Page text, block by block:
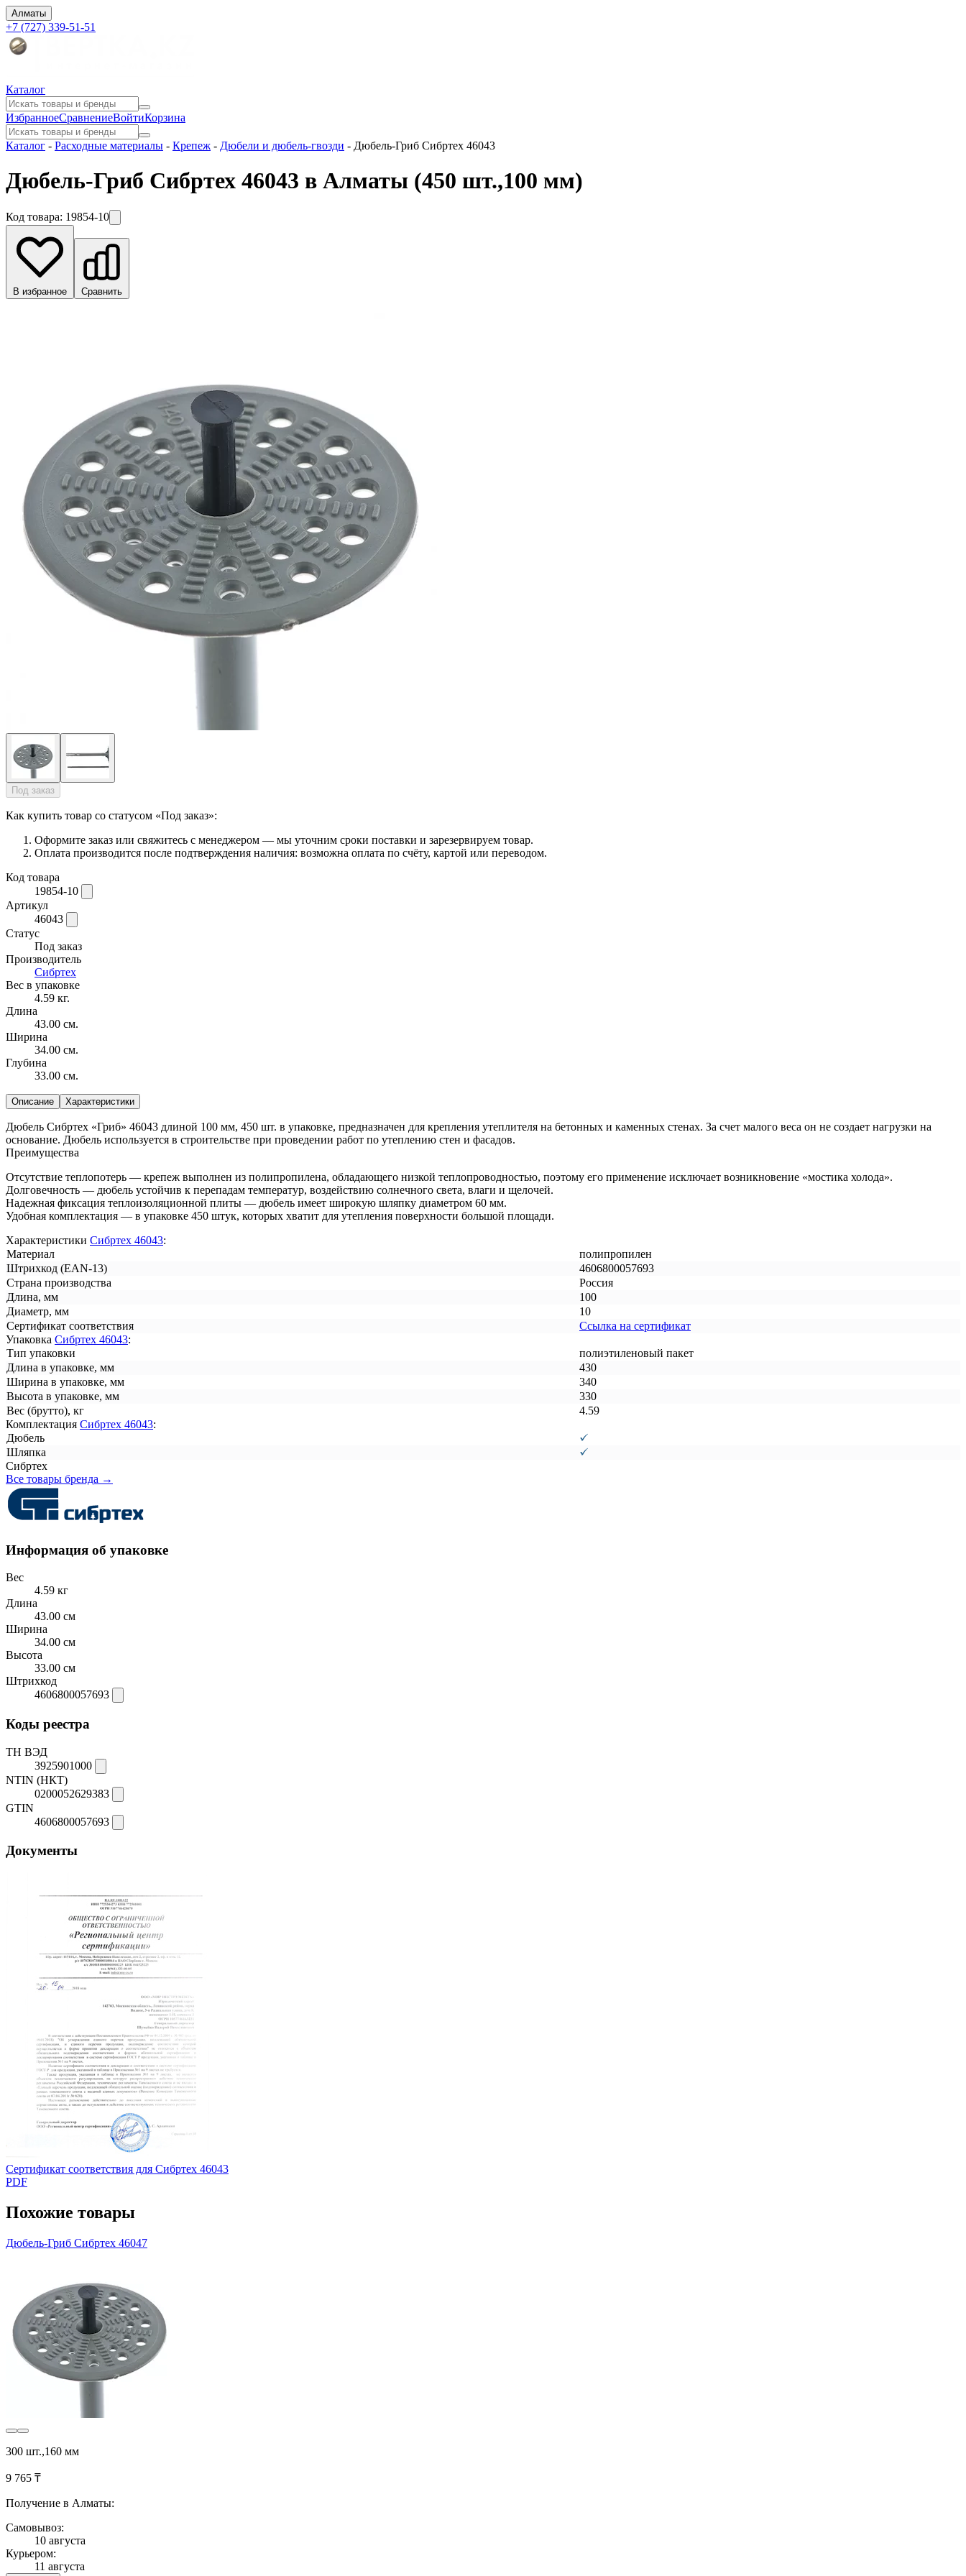
Алматы
+7 (727) 339-51-51
Каталог
ИзбранноеСравнениеВойтиКорзина
Каталог - Расходные материалы - Крепеж - Дюбели и дюбель-гвозди - Дюбель-Гриб Сибртех 46043
Дюбель-Гриб Сибртех 46043 в Алматы (450 шт.,100 мм)
Код товара: 19854-10
В избранное Сравнить
Под заказ
Как купить товар со статусом «Под заказ»:
Оформите заказ или свяжитесь с менеджером — мы уточним сроки поставки и зарезервируем товар.
Оплата производится после подтверждения наличия: возможна оплата по счёту, картой или переводом.
Код товара
19854-10
Артикул
46043
Статус
Под заказ
Производитель
Сибртех
Вес в упаковке
4.59 кг.
Длина
43.00 см.
Ширина
34.00 см.
Глубина
33.00 см.
Описание Характеристики
Дюбель Сибртех «Гриб» 46043 длиной 100 мм, 450 шт. в упаковке, предназначен для крепления утеплителя на бетонных и каменных стенах. За счет малого веса он не создает нагрузки на
основание. Дюбель используется в строительстве при проведении работ по утеплению стен и фасадов.
Преимущества
Отсутствие теплопотерь — крепеж выполнен из полипропилена, обладающего низкой теплопроводностью, поэтому его применение исключает возникновение «мостика холода».
Долговечность — дюбель устойчив к перепадам температур, воздействию солнечного света, влаги и щелочей.
Надежная фиксация теплоизоляционной плиты — дюбель имеет широкую шляпку диаметром 60 мм.
Удобная комплектация — в упаковке 450 штук, которых хватит для утепления поверхности большой площади.
Характеристики Сибртех 46043:
Материал
полипропилен
Штрихкод (EAN-13)
4606800057693
Страна производства
Россия
Длина, мм
100
Диаметр, мм
10
Сертификат соответствия
Ссылка на сертификат
Упаковка Сибртех 46043:
Тип упаковки
полиэтиленовый пакет
Длина в упаковке, мм
430
Ширина в упаковке, мм
340
Высота в упаковке, мм
330
Вес (брутто), кг
4.59
Комплектация Сибртех 46043:
Дюбель
Шляпка
Сибртех
Все товары бренда →
Информация об упаковке
Вес
4.59 кг
Длина
43.00 см
Ширина
34.00 см
Высота
33.00 см
Штрихкод
4606800057693
Коды реестра
ТН ВЭД
3925901000
NTIN (НКТ)
0200052629383
GTIN
4606800057693
Документы
Сертификат соответствия для Сибртех 46043
PDF
Похожие товары
Дюбель-Гриб Сибртех 46047
300 шт.,160 мм
9 765 ₸
Получение в Алматы:
Самовывоз:
10 августа
Курьером:
11 августа